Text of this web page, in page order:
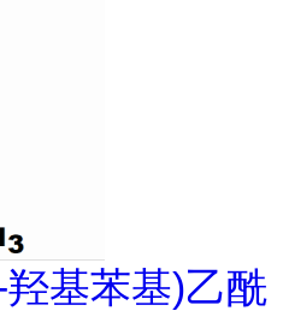
基苯基)乙酰